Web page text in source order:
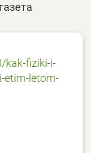
kak-fiziki-i-
etim-letom-